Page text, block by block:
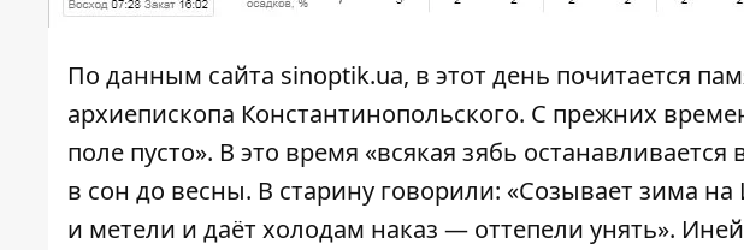
По данным сайта sinoptik.ua, в этот день почитается
архиепископа Константинопольского. С прежних
поле пусто». В это время «всякая зябь останавливается
в сон до весны. В старину говорили: «Созывает зима
и метели и даёт холодам наказ — оттепели унять».